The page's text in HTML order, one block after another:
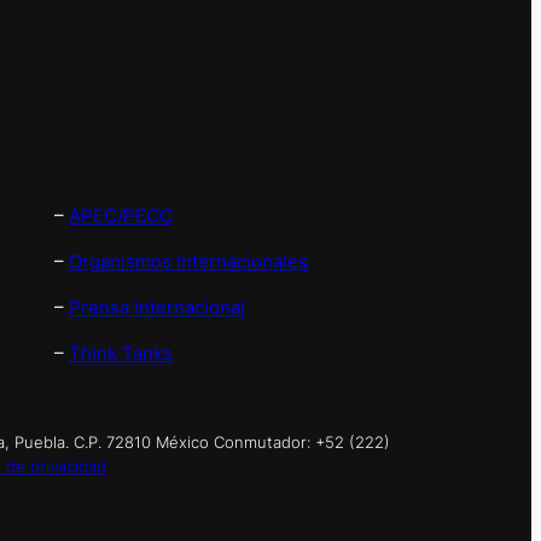
– APEC/PECC
– Organismos Internacionales
– Prensa Internacional
– Think Tanks
C.P. 72810 México Conmutador: +52 (222)
de privacidad